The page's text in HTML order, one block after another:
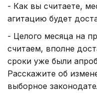
- Как вы считаете,
агитацию будет
- Целого месяца на
считаем, вполне
сроки уже были
Расскажите об
выборное